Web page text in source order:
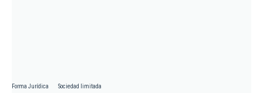
Forma Jurídica Sociedad limitada